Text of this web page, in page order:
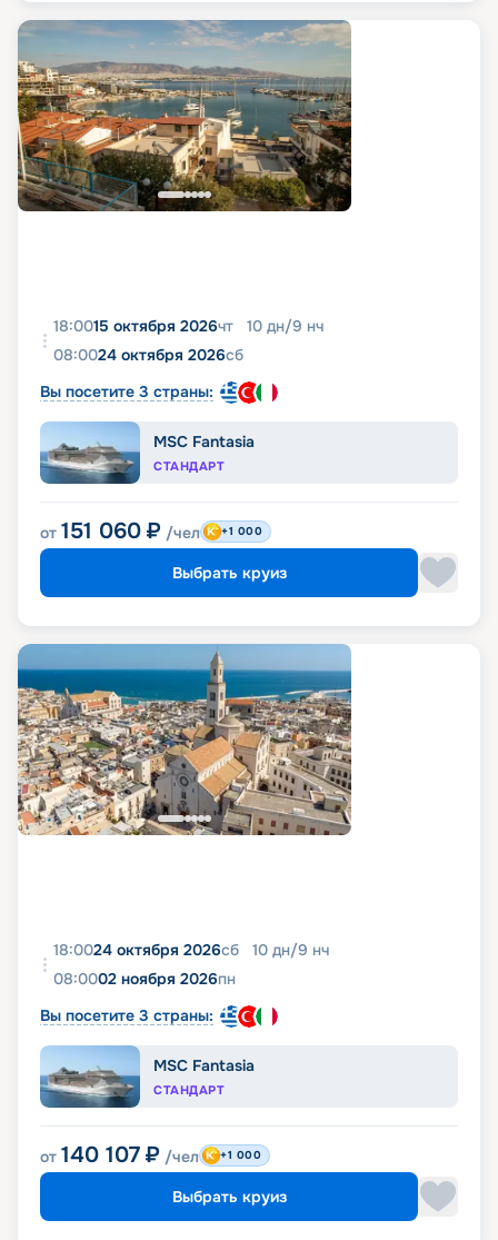
18:0015 октября 2026чт 10 дн/9 нч
08:0024 октября 2026сб
Вы посетите 3 страны:
MSC Fantasia
СТАНДАРТ
от 151 060 ₽ /чел +1 000
Выбрать круиз
18:0024 октября 2026сб 10 дн/9 нч
08:0002 ноября 2026пн
Вы посетите 3 страны:
MSC Fantasia
СТАНДАРТ
от 140 107 ₽ /чел +1 000
Выбрать круиз